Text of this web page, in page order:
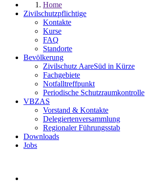
Home
Zivilschutzpflichtige
Kontakte
Kurse
FAQ
Standorte
Bevölkerung
Zivilschutz AareSüd in Kürze
Fachgebiete
Notfalltreffpunkt
Periodische Schutzraumkontrolle
VBZAS
Vorstand & Kontakte
Delegiertenversammlung
Regionaler Führungsstab
Downloads
Jobs